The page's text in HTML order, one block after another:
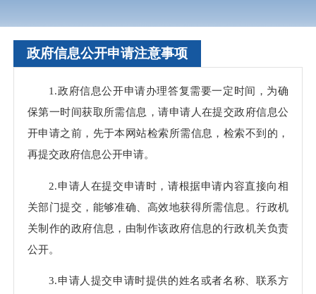
政府信息公开申请注意事项
1.政府信息公开申请办理答复需要一定时间，为确
保第一时间获取所需信息，请申请人在提交政府信息公
开申请之前，先于本网站检索所需信息，检索不到的，
再提交政府信息公开申请。
2.申请人在提交申请时，请根据申请内容直接向相
关部门提交，能够准确、高效地获得所需信息。行政机
关制作的政府信息，由制作该政府信息的行政机关负责
公开。
3.申请人提交申请时提供的姓名或者名称、联系方